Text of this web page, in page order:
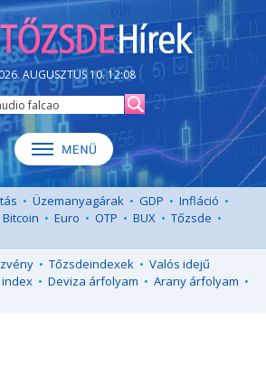
AUGUSZTUS 10. 12:08
• Üzemanyagárak • GDP • Infláció •
Bitcoin • Euro • OTP • BUX • Tőzsde •
• Tőzsdeindexek • Valós idejű
• Deviza árfolyam • Arany árfolyam •